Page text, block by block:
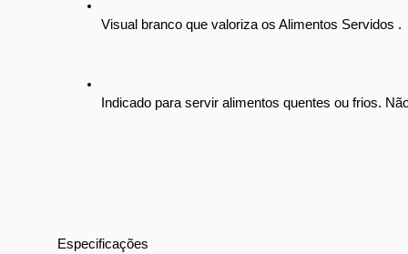
Visual branco que valoriza os Alimentos Servidos .
Indicado para servir alimentos quentes ou frios.
Especificações